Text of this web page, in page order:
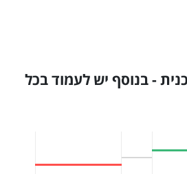
- בנוסף יש לעמוד בכל